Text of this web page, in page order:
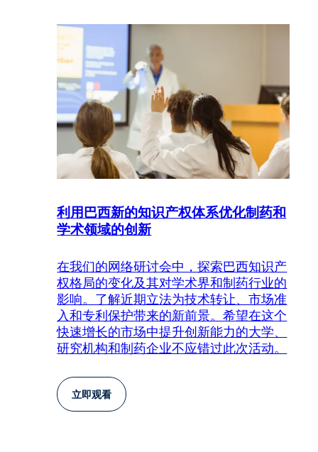
利用巴西新的知识产权体系优化制药和
学术领域的创新
在我们的网络研讨会中，探索巴西知识产
权格局的变化及其对学术界和制药行业的
影响。了解近期立法为技术转让、市场准
入和专利保护带来的新前景。希望在这个
快速增长的市场中提升创新能力的大学、
研究机构和制药企业不应错过此次活动。
立即观看